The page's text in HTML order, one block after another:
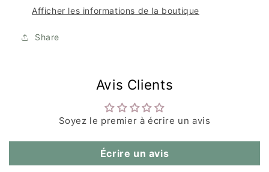
Afficher les informations de la boutique
Share
Avis Clients
Soyez le premier à écrire un avis
Écrire un avis